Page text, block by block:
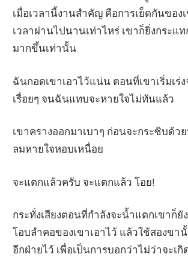
เมื่อเวลานี้งานสำคัญ คือการเย็ดกันของ
เวลาผ่านไปนานเท่าไหร่ เขาก็ยิ่งกระแท
มากขึ้นเท่านั้น
ฉันกอดเขาเอาไว้แน่น ตอนที่เขาเริ่มเร่
เรื่อยๆ จนฉันแทบจะหายใจไม่ทันแล้ว
เขาครางออกมาเบาๆ ก่อนจะกระซิบด้ว
ลมหายใจหอบเหนื่อย
จะแตกแล้วครับ จะแตกแล้ว โอย!
กระทั่งเสียงตอนที่กำลังจะน้ำแตกเขาก็ยั
โอบลำคอของเขาเอาไว้ แล้วใช้สองขา
อีกฝ่ายไว้ เพื่อเป็นการบอกว่าไม่ว่าจะเกิ